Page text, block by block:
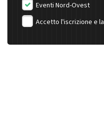
Eventi Nord-Ovest
Accetto l'iscrizione e la